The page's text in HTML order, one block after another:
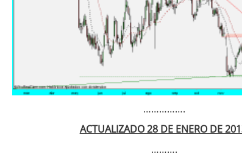
…………….
ACTUALIZADO 28 DE ENERO DE
……….